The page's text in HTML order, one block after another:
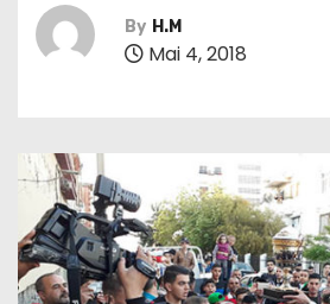
By H.M
Mai 4, 2018